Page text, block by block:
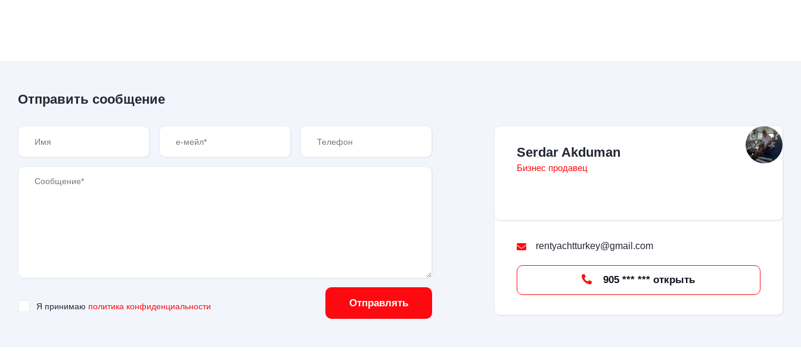
Отправить сообщение
Я принимаю политика конфиденциальности Отправлять
Serdar Akduman
Бизнес продавец
rentyachtturkey@gmail.com
905 *** *** открыть